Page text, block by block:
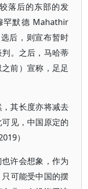
落后的东部的发
罕默德 Mahathir
后，则宣布暂时
。之后，马哈蒂
前）宣称，足足
其长度亦将减去
见，中国原定的
）
许会想象，作为
可能受中国的摆